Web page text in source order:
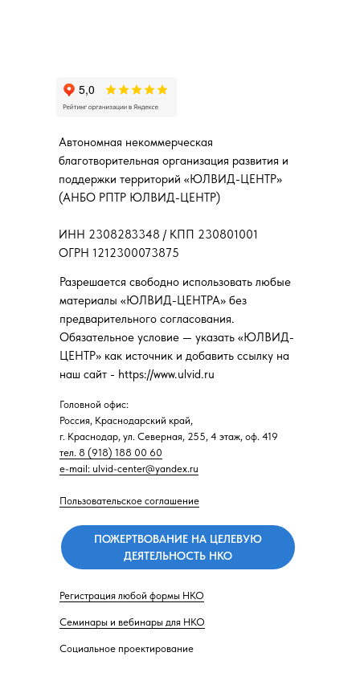
Регистрация любой формы НКО
Семинары и вебинары для НКО
Социальное проектирование
Головной офис:
Россия, Краснодарский край,
г. Краснодар, ул. Северная, 255, 4 этаж, оф. 419
тел. 8 (918) 188 00 60
e-mail: ulvid-center@yandex.ru
Пользовательское соглашение
Разрешается свободно использовать любые
материалы «ЮЛВИД-ЦЕНТРА» без
предварительного согласования.
Обязательное условие — указать «ЮЛВИД-
ЦЕНТР» как источник и добавить ссылку на
наш сайт - https://www.ulvid.ru
Автономная некоммерческая
благотворительная организация развития и
поддержки территорий «ЮЛВИД-ЦЕНТР»
(АНБО РПТР ЮЛВИД-ЦЕНТР)
ИНН 2308283348 / КПП 230801001
ОГРН 1212300073875
ПОЖЕРТВОВАНИЕ НА ЦЕЛЕВУЮ
ДЕЯТЕЛЬНОСТЬ НКО